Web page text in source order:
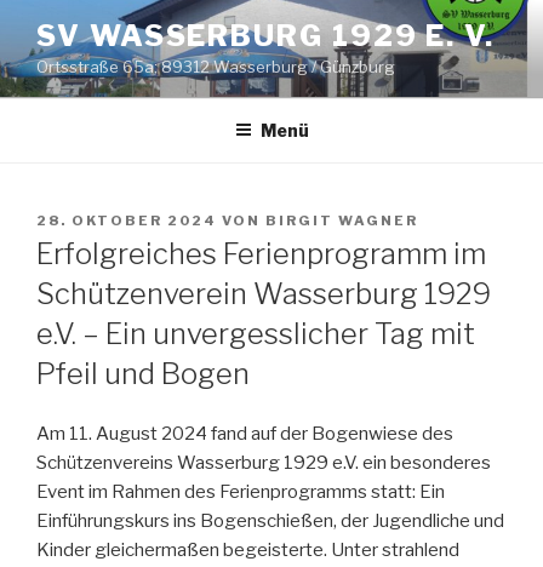
Inhalt
springen
SV WASSERBURG 1929 E. V.
Ortsstraße 65a; 89312 Wasserburg / Günzburg
Menü
VERÖFFENTLICHT
AM
28. OKTOBER 2024 VON BIRGIT WAGNER
Erfolgreiches Ferienprogramm im
Schützenverein Wasserburg 1929
e.V. – Ein unvergesslicher Tag mit
Pfeil und Bogen
Am 11. August 2024 fand auf der Bogenwiese des
Schützenvereins Wasserburg 1929 e.V. ein besonderes
Event im Rahmen des Ferienprogramms statt: Ein
Einführungskurs ins Bogenschießen, der Jugendliche und
Kinder gleichermaßen begeisterte. Unter strahlend